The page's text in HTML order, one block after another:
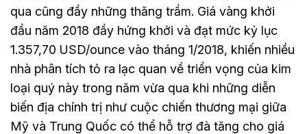
qua cũng đầy những thăng trầm. Giá vàng khởi
đầu năm 2018 đầy hứng khởi và đạt mức kỷ lục
1.357,70 USD/ounce vào tháng 1/2018, khiến nhiều
nhà phân tích tỏ ra lạc quan về triển vọng của kim
loại quý này trong năm vừa qua khi những diễn
biến địa chính trị như cuộc chiến thương mại giữa
Mỹ và Trung Quốc có thể hỗ trợ đà tăng cho giá